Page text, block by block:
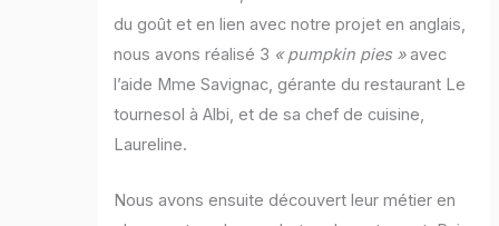
du goût et en lien avec notre projet en anglais,
nous avons réalisé 3 « pumpkin pies »avec
l’aide Mme Savignac, gérante du restaurant Le
tournesol à Albi, et de sa chef de cuisine,
Laureline.
Nous avons ensuite découvert leur métier en